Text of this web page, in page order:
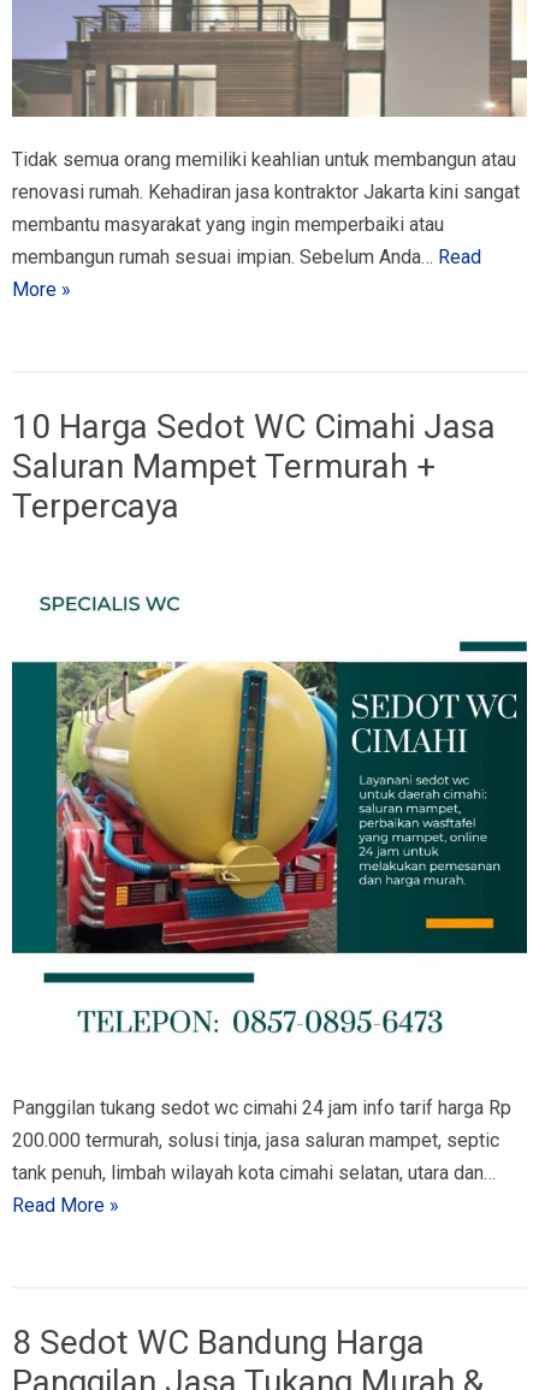
Tidak semua orang memiliki keahlian untuk membangun atau
renovasi rumah. Kehadiran jasa kontraktor Jakarta kini sangat
membantu masyarakat yang ingin memperbaiki atau
membangun rumah sesuai impian. Sebelum Anda… Read
More »
10 Harga Sedot WC Cimahi Jasa
Saluran Mampet Termurah +
Terpercaya
Panggilan tukang sedot wc cimahi 24 jam info tarif harga Rp
200.000 termurah, solusi tinja, jasa saluran mampet, septic
tank penuh, limbah wilayah kota cimahi selatan, utara dan…
Read More »
8 Sedot WC Bandung Harga
Panggilan Jasa Tukang Murah &